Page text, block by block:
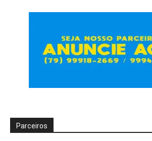
Parceiros